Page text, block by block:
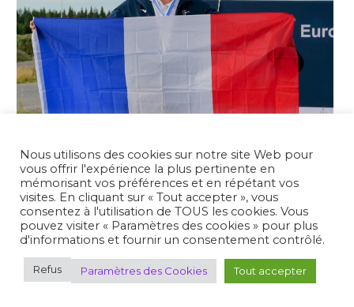
Nous utilisons des cookies sur notre site Web pour
vous offrir l'expérience la plus pertinente en
mémorisant vos préférences et en répétant vos
visites. En cliquant sur « Tout accepter », vous
consentez à l'utilisation de TOUS les cookies. Vous
pouvez visiter « Paramètres des cookies » pour plus
d'informations et fournir un consentement contrôlé.
Refus Paramètres des Cookies Tout accepter